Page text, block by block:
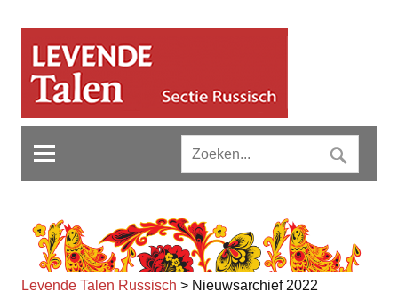
Levende Talen Russisch > Nieuwsarchief 2022